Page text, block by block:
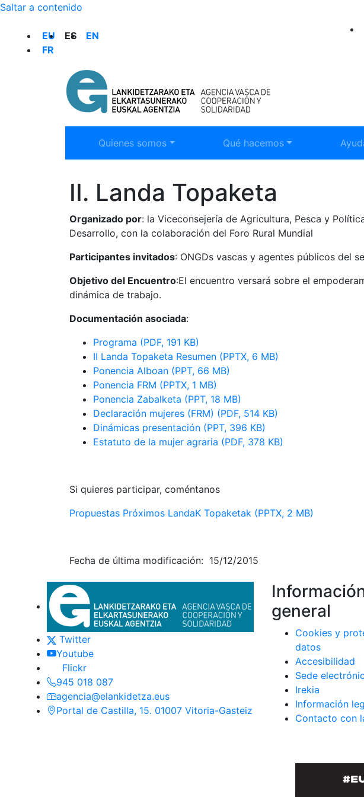
Saltar a contenido
SELECCIÓN DE IDIOMA
EU ES
EN
FR
Mostrar submenú:
Quienes somos Mostrar submenú:
Qué hacemos
II. Landa Topaketa
Organizado por: la Viceconsejería de Agricultura, Pesca y
Desarrollo, con la colaboración del Foro Rural Mundial
Participantes invitados: ONGDs vascas y agentes públicos del
Objetivo del Encuentro:El encuentro versará sobre el
dinámica de trabajo.
Documentación asociada:
Programa (PDF, 191 KB)
II Landa Topaketa Resumen (PPTX, 6 MB)
Ponencia Alboan (PPT, 66 MB)
Ponencia FRM (PPTX, 1 MB)
Ponencia Zabalketa (PPT, 18 MB)
Declaración mujeres (FRM) (PDF, 514 KB)
Dinámicas presentación (PPT, 396 KB)
Estatuto de la mujer agraria (PDF, 378 KB)
Si quieres participar, coméntanos
Propuestas Próximos LandaK Topaketak (PPTX, 2 MB)
Fecha de última modificación: 15/12/2015
Euskadi.eus-eko esteka orokorrak
Contacto
Twitter(Este enlace se abrirá en nueva ventana)
Youtube(Este enlace se abrirá en nueva ventana)
Flickr(Este enlace se abrirá en nueva ventana)
945 018 087
agencia@elankidetza.eus
Portal de Castilla, 15. 01007 Vitoria-Gasteiz
general
Cookies y
datos
Accesibilidad
Sede
Irekia
Información
Contacto con